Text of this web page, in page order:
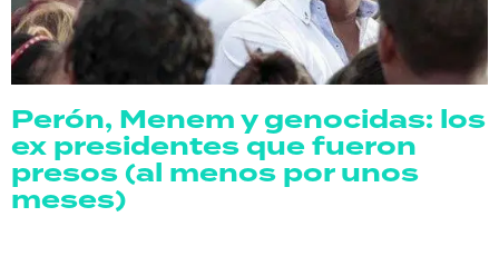
Perón, Menem y genocidas: los
ex presidentes que fueron
presos (al menos por unos
meses)